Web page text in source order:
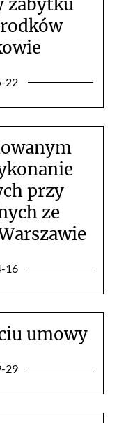
zabytku
22
przy
ze
16
umowy
29